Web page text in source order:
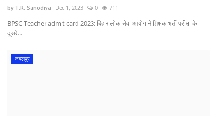
by T.R. Sanodiya Dec 1, 2023 0 711
BPSC Teacher admit card 2023: बिहार लोक सेवा आयोग ने शिक्षक भर्ती परीक्षा के
दूसरे...
जबलपुर